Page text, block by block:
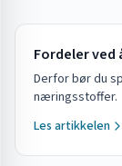
Fordeler ved
Derfor bør du
næringsstoffer.
Les artikkelen